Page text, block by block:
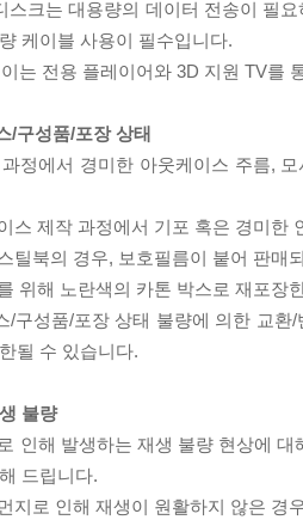
스크는 대용량의 데이터 전송이 필
케이블 사용이 필수입니다.
는 전용 플레이어와 3D 지원 TV를
/구성품/포장 상태
정에서 경미한 아웃케이스 주름,
스 제작 과정에서 기포 혹은 경미한
틸북의 경우, 보호필름이 붙어 판매
위해 노란색의 카톤 박스로 재포장
/구성품/포장 상태 불량에 의한 교
될 수 있습니다.
불량
인해 발생하는 재생 불량 현상에
드립니다.
지로 인해 재생이 원활하지 않은 경